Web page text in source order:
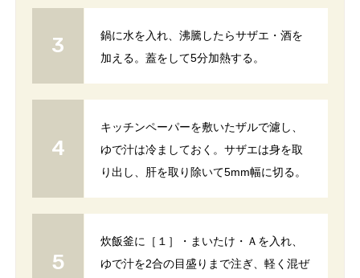
鍋に水を入れ、沸騰したらサザエ・酒を
加える。蓋をして5分加熱する。
キッチンペーパーを敷いたザルで濾し、
ゆで汁は冷ましておく。サザエは身を取
り出し、肝を取り除いて5mm幅に切る。
炊飯釜に［１］・まいたけ・Ａを入れ、
ゆで汁を2合の目盛りまで注ぎ、軽く混ぜ